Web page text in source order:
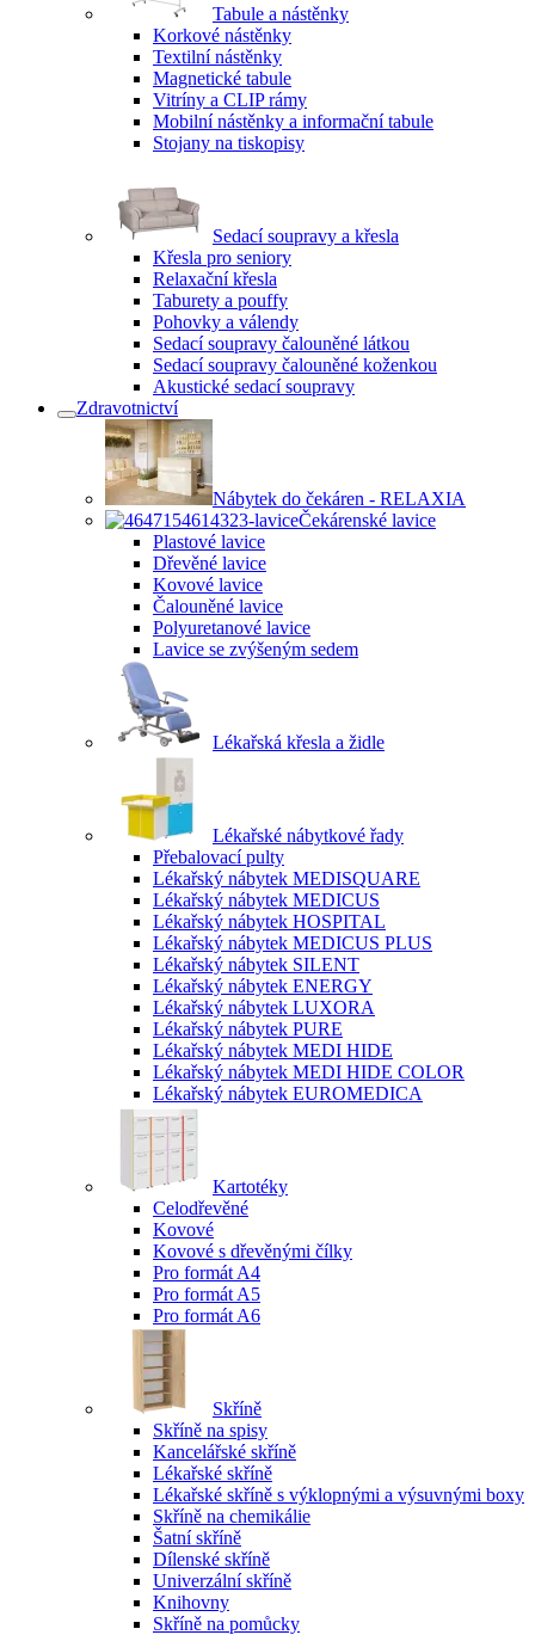
Tabule a nástěnky
Korkové nástěnky
Textilní nástěnky
Magnetické tabule
Vitríny a CLIP rámy
Mobilní nástěnky a informační tabule
Stojany na tiskopisy
Sedací soupravy a křesla
Křesla pro seniory
Relaxační křesla
Taburety a pouffy
Pohovky a válendy
Sedací soupravy čalouněné látkou
Sedací soupravy čalouněné koženkou
Akustické sedací soupravy
Zdravotnictví
Nábytek do čekáren - RELAXIA
Čekárenské lavice
Plastové lavice
Dřevěné lavice
Kovové lavice
Čalouněné lavice
Polyuretanové lavice
Lavice se zvýšeným sedem
Lékařská křesla a židle
Lékařské nábytkové řady
Přebalovací pulty
Lékařský nábytek MEDISQUARE
Lékařský nábytek MEDICUS
Lékařský nábytek HOSPITAL
Lékařský nábytek MEDICUS PLUS
Lékařský nábytek SILENT
Lékařský nábytek ENERGY
Lékařský nábytek LUXORA
Lékařský nábytek PURE
Lékařský nábytek MEDI HIDE
Lékařský nábytek MEDI HIDE COLOR
Lékařský nábytek EUROMEDICA
Kartotéky
Celodřevěné
Kovové
Kovové s dřevěnými čílky
Pro formát A4
Pro formát A5
Pro formát A6
Skříně
Skříně na spisy
Kancelářské skříně
Lékařské skříně
Lékařské skříně s výklopnými a výsuvnými boxy
Skříně na chemikálie
Šatní skříně
Dílenské skříně
Univerzální skříně
Knihovny
Skříně na pomůcky